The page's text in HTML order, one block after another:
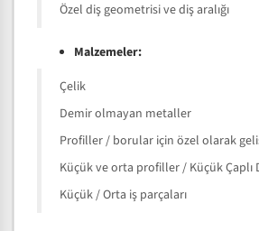
Özel diş geometrisi ve diş aralığı
Malzemeler:
Çelik
Demir olmayan metaller
Profiller / borular için özel olarak
Küçük ve orta profiller / Küçük Çaplı
Küçük / Orta iş parçaları